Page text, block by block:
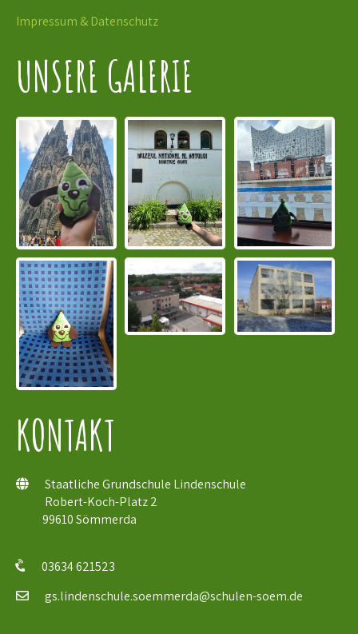
Impressum & Datenschutz
UNSERE GALERIE
KONTAKT
Staatliche Grundschule Lindenschule
Robert-Koch-Platz 2
99610 Sömmerda
03634 621523
gs.lindenschule.soemmerda@schulen-soem.de